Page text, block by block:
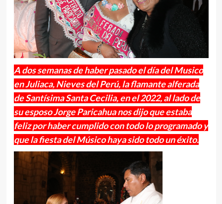
A dos semanas de haber pasado el día del Musico
en Juliaca, Nieves del Perú, la flamante alferada
de Santísima Santa Cecilia, en el 2022, al lado de
su esposo Jorge Paricahua nos dijo que estaba
feliz por haber cumplido con todo lo programado y
que la fiesta del Músico haya sido todo un éxito.